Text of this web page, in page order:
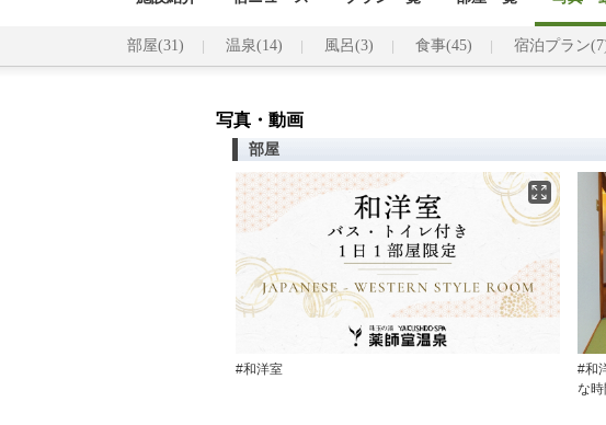
部屋(31) 温泉(14) 風呂(3) 食事(45) 宿泊プラン
写真・動画
部屋
#和洋室
#和
な時